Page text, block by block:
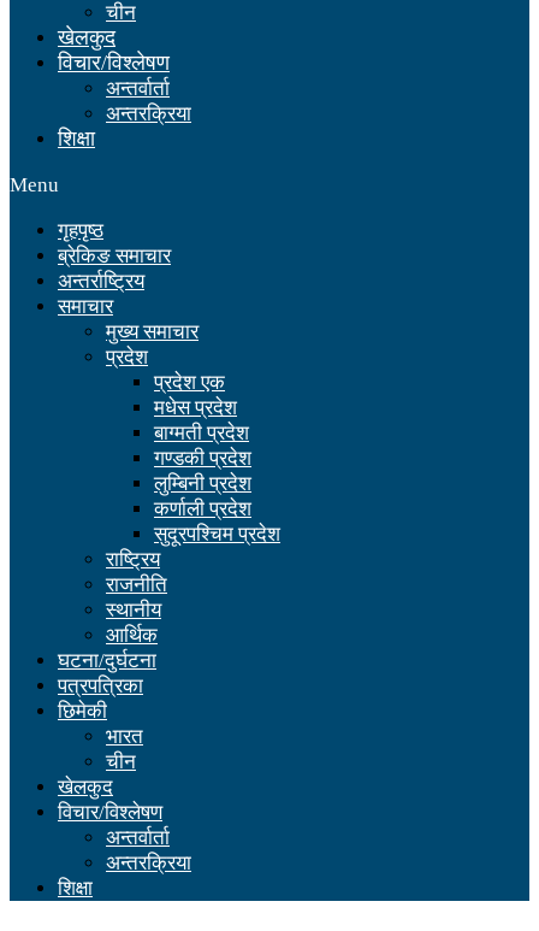
चीन
खेलकुद
विचार/विश्लेषण
अन्तर्वार्ता
अन्तरक्रिया
शिक्षा
Menu
गृहपृष्ठ
ब्रेकिङ समाचार
अन्तर्राष्ट्रिय
समाचार
मुख्य समाचार
प्रदेश
प्रदेश एक
मधेस प्रदेश
बाग्मती प्रदेश
गण्डकी प्रदेश
लुम्बिनी प्रदेश
कर्णाली प्रदेश
सुदूरपश्चिम प्रदेश
राष्ट्रिय
राजनीति
स्थानीय
आर्थिक
घटना/दुर्घटना
पत्रपत्रिका
छिमेकी
भारत
चीन
खेलकुद
विचार/विश्लेषण
अन्तर्वार्ता
अन्तरक्रिया
शिक्षा